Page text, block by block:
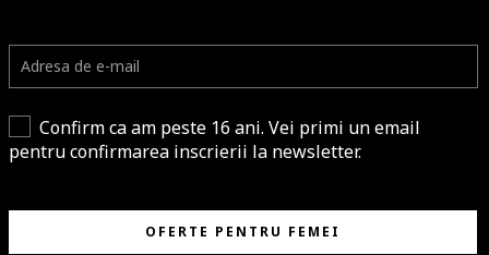
Confirm ca am peste 16 ani. Vei primi un email
pentru confirmarea inscrierii la newsletter.
OFERTE PENTRU FEMEI